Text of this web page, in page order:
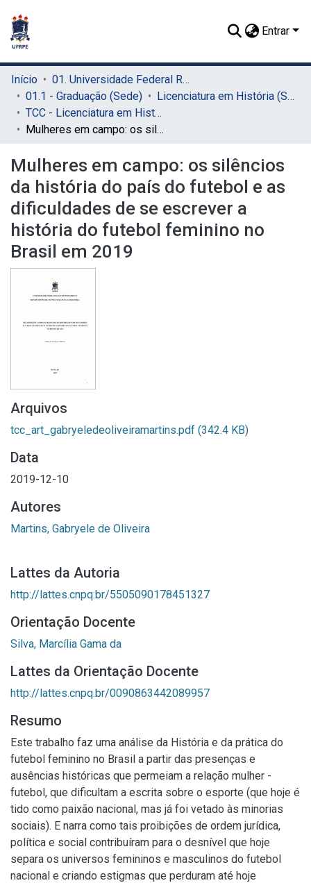
Entrar
Início
01. Universidade Federal Rural de Pernambuco - UFRPE (Sede)
01.1 - Graduação (Sede)
Licenciatura em História (Sede)
TCC - Licenciatura em História (Sede)
Mulheres em campo: os silêncios da história do país do futebol e as dificuldades de se escrever a história do futebol feminino no Brasil em 2019
Mulheres em campo: os silêncios
da história do país do futebol e as
dificuldades de se escrever a
história do futebol feminino no
Brasil em 2019
Arquivos
tcc_art_gabryeledeoliveiramartins.pdf (342.4 KB)
Data
2019-12-10
Autores
Martins, Gabryele de Oliveira
Lattes da Autoria
http://lattes.cnpq.br/5505090178451327
Orientação Docente
Silva, Marcília Gama da
Lattes da Orientação Docente
http://lattes.cnpq.br/0090863442089957
Resumo
Este trabalho faz uma análise da História e da prática do
futebol feminino no Brasil a partir das presenças e
ausências históricas que permeiam a relação mulher -
futebol, que dificultam a escrita sobre o esporte (que hoje é
tido como paixão nacional, mas já foi vetado às minorias
sociais). E narra como tais proibições de ordem jurídica,
política e social contribuíram para o desnível que hoje
separa os universos femininos e masculinos do futebol
nacional e criando estigmas que perduram até hoje